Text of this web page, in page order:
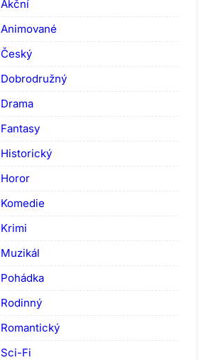
Akční
Animované
Český
Dobrodružný
Drama
Fantasy
Historický
Horor
Komedie
Krimi
Muzikál
Pohádka
Rodinný
Romantický
Sci-Fi